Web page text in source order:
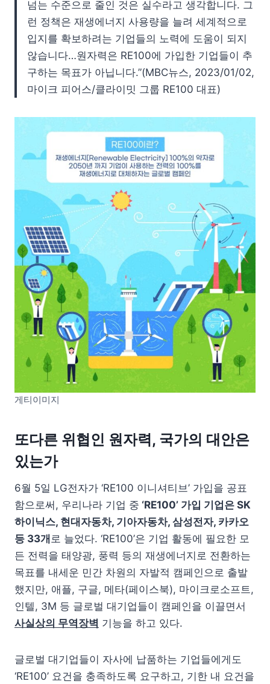
넘는 수준으로 줄인 것은 실수라고 생각합니다. 그
런 정책은 재생에너지 사용량을 늘려 세계적으로
입지를 확보하려는 기업들의 노력에 도움이 되지
않습니다…원자력은 RE100에 가입한 기업들이 추
구하는 목표가 아닙니다.”(MBC뉴스, 2023/01/02,
마이크 피어스/클라이밋 그룹 RE100 대표)
게티이미지
또다른 위협인 원자력, 국가의 대안은
있는가
6월 5일 LG전자가 ‘RE100 이니셔티브’ 가입을 공표
함으로써, 우리나라 기업 중 ‘RE100’ 가입 기업은 SK
하이닉스, 현대자동차, 기아자동차, 삼성전자, 카카오
등 33개 로 늘었다. ‘RE100’은 기업 활동에 필요한 모
든 전력을 태양광, 풍력 등의 재생에너지로 전환하는
목표를 내세운 민간 차원의 자발적 캠페인으로 출발
했지만, 애플, 구글, 메타(페이스북), 마이크로소프트,
인텔, 3M 등 글로벌 대기업들이 캠페인을 이끌면서
사실상의 무역장벽 기능을 하고 있다.
글로벌 대기업들이 자사에 납품하는 기업들에게도
‘RE100’ 요건을 충족하도록 요구하고, 기한 내 요건을